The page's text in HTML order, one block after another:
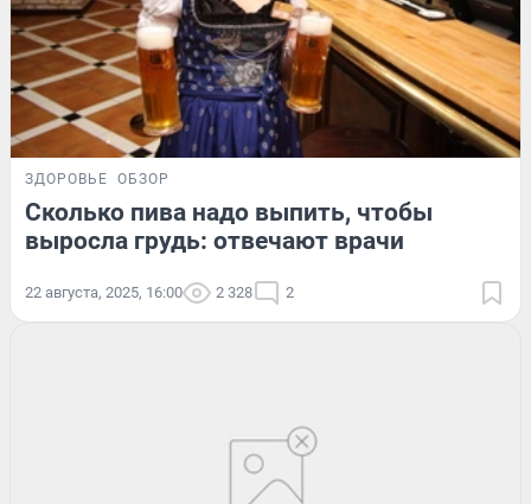
ЗДОРОВЬЕ ОБЗОР
Сколько пива надо выпить, чтобы
выросла грудь: отвечают врачи
22 августа, 2025, 16:00 2 328 2